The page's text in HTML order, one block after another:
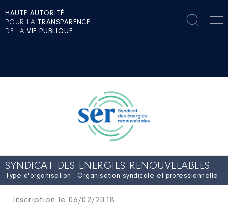
HAUTE AUTORITÉ
POUR LA TRANSPARENCE
DE LA VIE PUBLIQUE
SYNDICAT DES ENERGIES RENOUVELABLES
Type d'organisation : Organisation syndicale et professionnelle
Inscription le 06/02/2018